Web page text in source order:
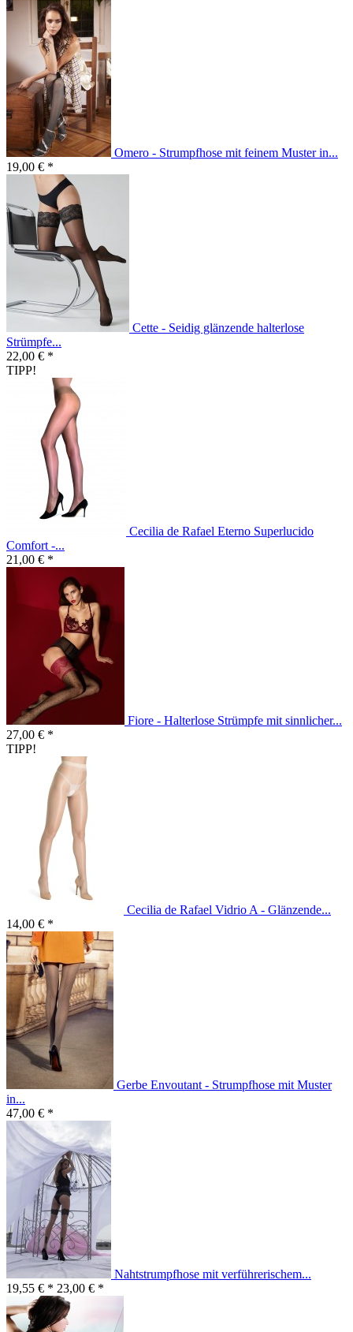
Omero - Strumpfhose mit feinem Muster in...
19,00 € *
Cette - Seidig glänzende halterlose
Strümpfe...
22,00 € *
TIPP!
Cecilia de Rafael Eterno Superlucido
Comfort -...
21,00 € *
Fiore - Halterlose Strümpfe mit sinnlicher...
27,00 € *
TIPP!
Cecilia de Rafael Vidrio A - Glänzende...
14,00 € *
Gerbe Envoutant - Strumpfhose mit Muster
in...
47,00 € *
Nahtstrumpfhose mit verführerischem...
19,55 € * 23,00 € *